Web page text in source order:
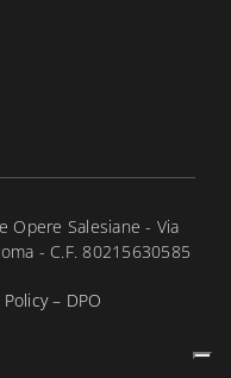
Opere Salesiane - Via
- C.F. 80215630585
– DPO